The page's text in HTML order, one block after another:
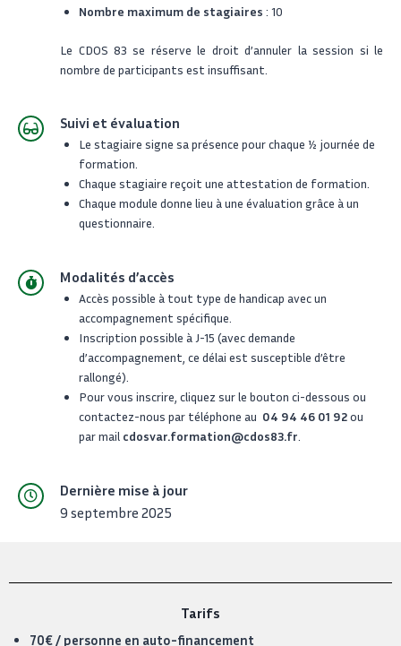
Nombre maximum de stagiaires : 10
Le CDOS 83 se réserve le droit d’annuler la session si le
nombre de participants est insuffisant.
Suivi et évaluation
Le stagiaire signe sa présence pour chaque 1⁄2 journée de
formation.
Chaque stagiaire reçoit une attestation de formation.
Chaque module donne lieu à une évaluation grâce à un
questionnaire.
Modalités d’accès
Accès possible à tout type de handicap avec un
accompagnement spécifique.
Inscription possible à J-15 (avec demande
d’accompagnement, ce délai est susceptible d’être
rallongé).
Pour vous inscrire, cliquez sur le bouton ci-dessous ou
contactez-nous par téléphone au 04 94 46 01 92ou
par mail cdosvar.formation@cdos83.fr
Dernière mise à jour
9 septembre 2025
Tarifs
70€ / personne en auto-financement